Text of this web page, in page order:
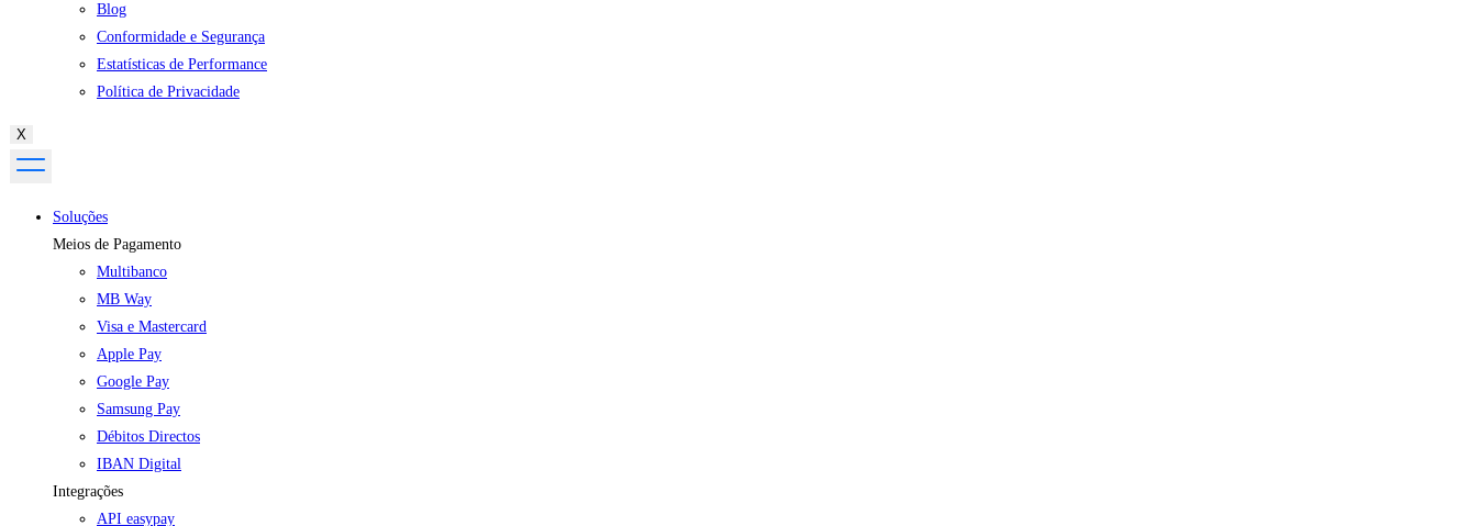
Blog
Conformidade e Segurança
Estatísticas de Performance
Política de Privacidade
X
Soluções
Meios de Pagamento
Multibanco
MB Way
Visa e Mastercard
Apple Pay
Google Pay
Samsung Pay
Débitos Directos
IBAN Digital
Integrações
API easypay